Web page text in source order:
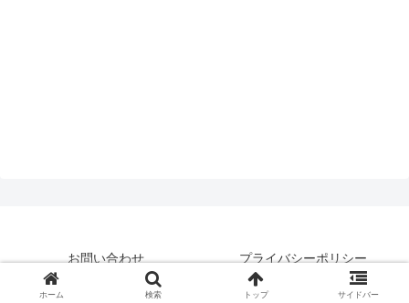
お問い合わせ
プライバシーポリシー
© 2019 はいえんどとぴっくす.
ホーム 検索 トップ サイドバー